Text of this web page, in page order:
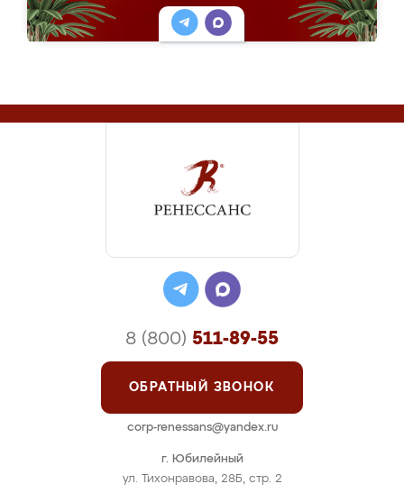
г. Юбилейный
ул. Тихонравова, 28Б, стр. 2
8 (800) 511-89-55
ОБРАТНЫЙ ЗВОНОК
corp-renessans@yandex.ru